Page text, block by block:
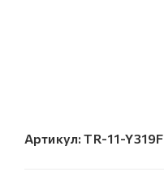
Артикул: TR-11-Y319F